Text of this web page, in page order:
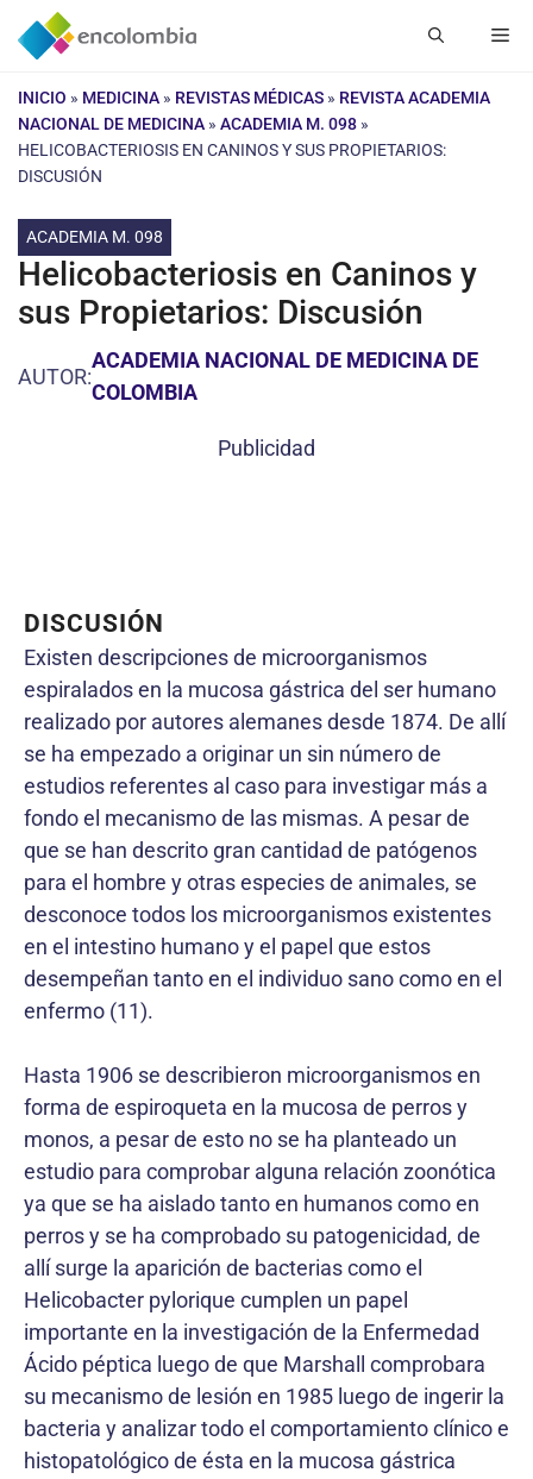
Saltar
INICIO » MEDICINA » REVISTAS MÉDICAS » REVISTA ACADEMIA
NACIONAL DE MEDICINA » ACADEMIA M. 098 »
HELICOBACTERIOSIS EN CANINOS Y SUS PROPIETARIOS:
DISCUSIÓN
ACADEMIA M. 098
Helicobacteriosis en Caninos y
sus Propietarios: Discusión
AUTOR:
ACADEMIA NACIONAL DE MEDICINA DE
COLOMBIA
Publicidad
DISCUSIÓN
Existen descripciones de microorganismos
espiralados en la mucosa gástrica del ser humano
realizado por autores alemanes desde 1874. De allí
se ha empezado a originar un sin número de
estudios referentes al caso para investigar más a
fondo el mecanismo de las mismas. A pesar de
que se han descrito gran cantidad de patógenos
para el hombre y otras especies de animales, se
desconoce todos los microorganismos existentes
en el intestino humano y el papel que estos
desempeñan tanto en el individuo sano como en el
enfermo (11).
Hasta 1906 se describieron microorganismos en
forma de espiroqueta en la mucosa de perros y
monos, a pesar de esto no se ha planteado un
estudio para comprobar alguna relación zoonótica
ya que se ha aislado tanto en humanos como en
perros y se ha comprobado su patogenicidad, de
allí surge la aparición de bacterias como el
Helicobacter pylorique cumplen un papel
importante en la investigación de la Enfermedad
Ácido péptica luego de que Marshall comprobara
su mecanismo de lesión en 1985 luego de ingerir la
bacteria y analizar todo el comportamiento clínico e
histopatológico de ésta en la mucosa gástrica